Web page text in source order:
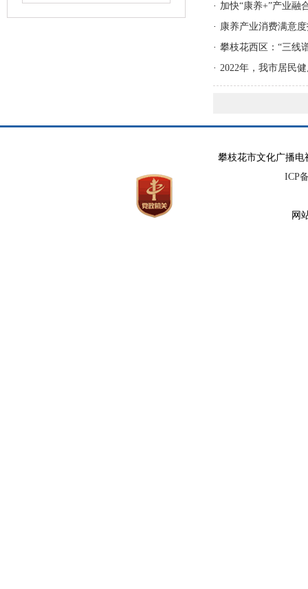
· 加快“康养+”产业融
· 康养产业消费满意
· 攀枝花西区：“三线
· 2022年，我市居民
攀枝花市文化广播电
ICP
网